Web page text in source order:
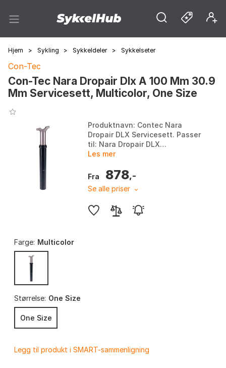
Hjem > Sykling > Sykkeldeler > Sykkelseter
Con-Tec
Con-Tec Nara Dropair Dlx A 100 Mm 30.9
Mm Servicesett, Multicolor, One Size
Produktnavn: Contec Nara
Dropair DLX Servicesett. Passer
til: Nara Dropair DLX
senkepinne. Inkluderer: Nedre
16, 17, 18, 19...
Les mer
Fra 878,-
Se alle priser
Farge: Multicolor
Størrelse: One Size
One Size
Legg til produkt i SMART-sammenligning